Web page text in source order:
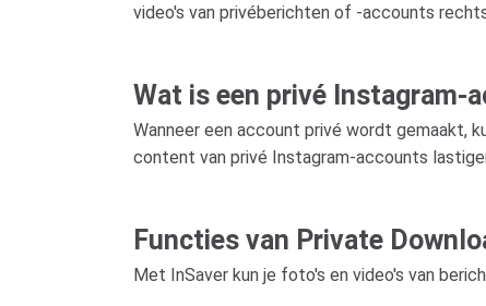
video's van privéberichten of -accounts
Wat is een privé Instagram-
Wanneer een account privé wordt gemaakt,
content van privé Instagram-accounts
Functies van Private
Met InSaver kun je foto's en video's van